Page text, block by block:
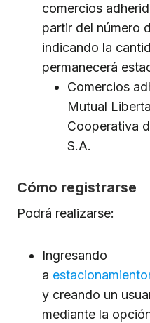
comercios
partir del número
indicando la
permanecerá
Comercios
Mutual
Cooperativa
S.A.
Cómo registrarse
Podrá realizarse:
Ingresando
a
y creando un
mediante la